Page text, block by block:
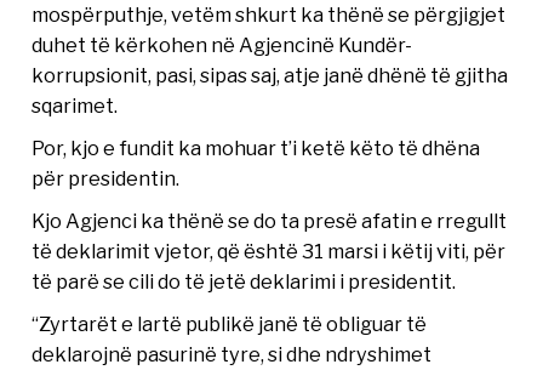
mospërputhje, vetëm shkurt ka thënë se përgjigjet
duhet të kërkohen në Agjencinë Kundër-
korrupsionit, pasi, sipas saj, atje janë dhënë të gjitha
sqarimet.
Por, kjo e fundit ka mohuar t’i ketë këto të dhëna
për presidentin.
Kjo Agjenci ka thënë se do ta presë afatin e rregullt
të deklarimit vjetor, që është 31 marsi i këtij viti, për
të parë se cili do të jetë deklarimi i presidentit.
“Zyrtarët e lartë publikë janë të obliguar të
deklarojnë pasurinë tyre, si dhe ndryshimet